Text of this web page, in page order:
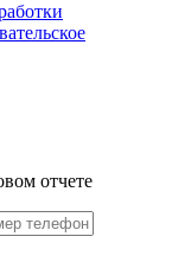
отчете